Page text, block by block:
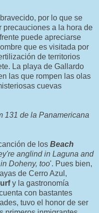
por lo que se
precauciones a la hora de
puede apreciarse
que es visitada por
de territorios
La playa de Gallardo
las que rompen las olas
cuevas
131 de la Panamericana
de los Beach
anglind in Laguna and
Doheny, too'. Pues bien,
de Cerro Azul,
y la gastronomía
con bastantes
tuvo el honor de ser